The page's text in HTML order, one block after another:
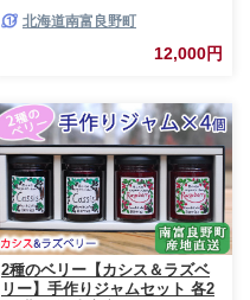
合せ ブルーベリー てんさい糖
酸味 甘味 香り 甘酸っぱい 美味
北海道南富良野町
12,000円
2種のベリー【カシス＆ラズベ
リー】手作りジャムセット 各2